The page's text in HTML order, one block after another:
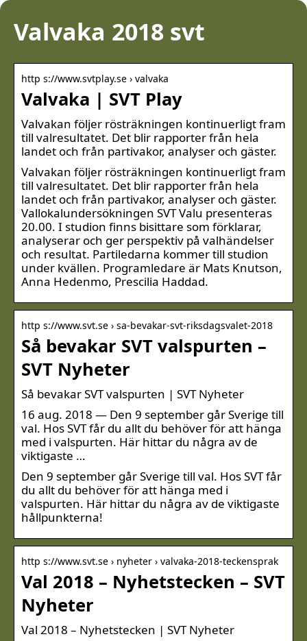
Valvaka 2018 svt
http s://www.svtplay.se › valvaka
Valvaka | SVT Play
Valvakan följer rösträkningen kontinuerligt fram
till valresultatet. Det blir rapporter från hela
landet och från partivakor, analyser och gäster.
Valvakan följer rösträkningen kontinuerligt fram
till valresultatet. Det blir rapporter från hela
landet och från partivakor, analyser och gäster.
Vallokalundersökningen SVT Valu presenteras
20.00. I studion finns bisittare som förklarar,
analyserar och ger perspektiv på valhändelser
och resultat. Partiledarna kommer till studion
under kvällen. Programledare är Mats Knutson,
Anna Hedenmo, Prescilia Haddad.
http s://www.svt.se › sa-bevakar-svt-riksdagsvalet-2018
Så bevakar SVT valspurten –
SVT Nyheter
Så bevakar SVT valspurten | SVT Nyheter
16 aug. 2018 — Den 9 september går Sverige till
val. Hos SVT får du allt du behöver för att hänga
med i valspurten. Här hittar du några av de
viktigaste …
Den 9 september går Sverige till val. Hos SVT får
du allt du behöver för att hänga med i
valspurten. Här hittar du några av de viktigaste
hållpunkterna!
http s://www.svt.se › nyheter › valvaka-2018-teckensprak
Val 2018 – Nyhetstecken – SVT
Nyheter
Val 2018 – Nyhetstecken | SVT Nyheter